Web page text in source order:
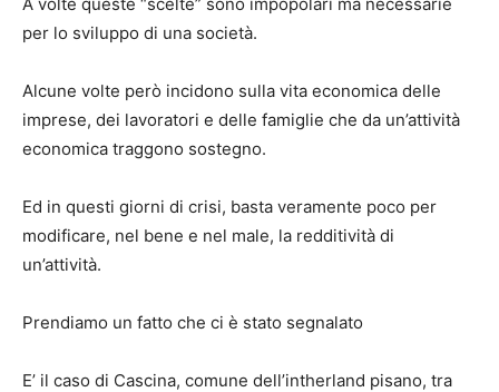
per lo sviluppo di una società.
Alcune volte però incidono sulla vita economica delle
imprese, dei lavoratori e delle famiglie che da un’attività
economica traggono sostegno.
Ed in questi giorni di crisi, basta veramente poco per
modificare, nel bene e nel male, la redditività di
un’attività.
Prendiamo un fatto che ci è stato segnalato
E’ il caso di Cascina, comune dell’intherland pisano, tra